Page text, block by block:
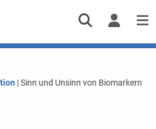
| Sinn und Unsinn von Biomarkern